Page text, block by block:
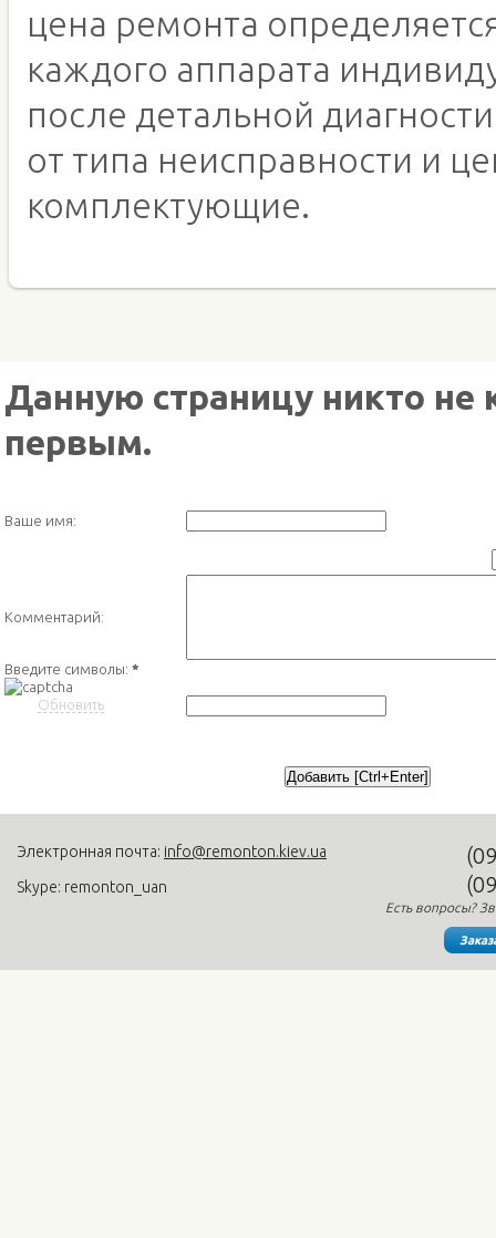
цена ремонта
каждого аппарата
после детальной
от типа неисправности и
комплектующие.
Данную страницу никто
первым.
Ваше имя:
Комментарий:
Введите символы: *
Обновить
Электронная почта: info@remonton.kiev.ua
Skype: remonton_uan
Есть вопросы?